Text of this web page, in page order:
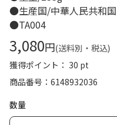
●生産国/中華人民共和
●TA004
3,080円(送料別・税込)
獲得ポイント： 30 pt
商品番号
6148932036
数量